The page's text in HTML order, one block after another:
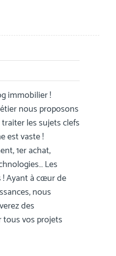
immobilier !
nous proposons
les sujets clefs
est vaste !
1er achat,
Les
Ayant à cœur de
nous
des
vos projets